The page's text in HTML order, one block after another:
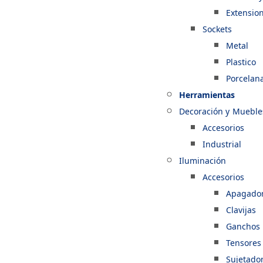
Sockets
Metal
Plastico
Herramientas
Decoración y
Accesorios
Industrial
Iluminación
Accesorios
Clavijas
Ganchos
Tensores